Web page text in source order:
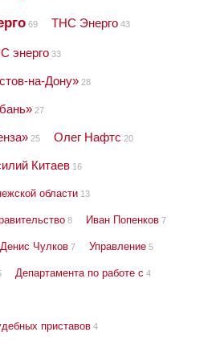
69 ТНС Энерго 43
энерго 33
на-Дону» 28
27
25 Олег Нафтс 20
Китаев 16
области 13
8 Иван Попенков 7
Денис Чулков 7 Управление 5
Департамента по работе с 4
приставов 4